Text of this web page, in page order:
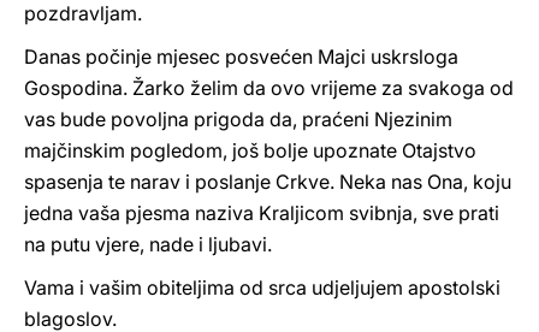
pozdravljam.
Danas počinje mjesec posvećen Majci uskrsloga
Gospodina. Žarko želim da ovo vrijeme za svakoga od
vas bude povoljna prigoda da, praćeni Njezinim
majčinskim pogledom, još bolje upoznate Otajstvo
spasenja te narav i poslanje Crkve. Neka nas Ona, koju
jedna vaša pjesma naziva Kraljicom svibnja, sve prati
na putu vjere, nade i ljubavi.
Vama i vašim obiteljima od srca udjeljujem apostolski
blagoslov.